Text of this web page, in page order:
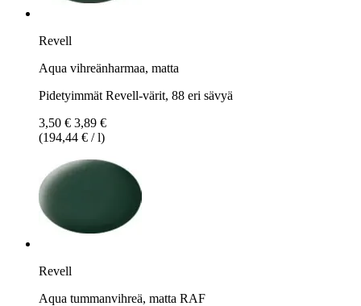
Revell
Aqua vihreänharmaa, matta
Pidetyimmät Revell-värit, 88 eri sävyä
3,50 € 3,89 €
(194,44 € / l)
Revell
Aqua tummanvihreä, matta RAF